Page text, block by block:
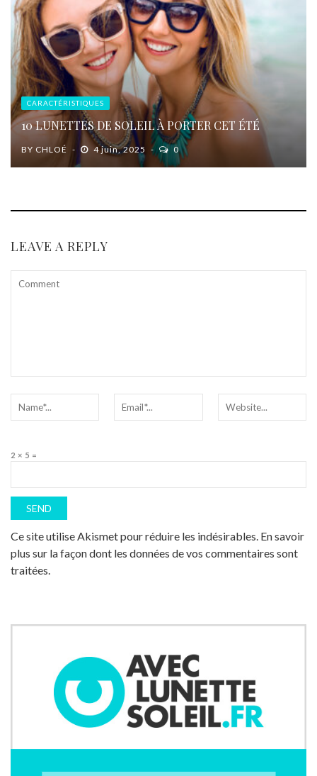
CARACTÉRISTIQUES
10 LUNETTES DE SOLEIL À PORTER CET ÉTÉ
BY CHLOÉ 4 juin, 2025 0
LEAVE A REPLY
2 × 5 =
Ce site utilise Akismet pour réduire les indésirables. En savoir
plus sur la façon dont les données de vos commentaires sont
traitées